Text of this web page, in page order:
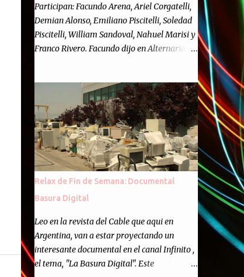
Participan: Facundo Arena, Ariel Corgatelli,
Demian Alonso, Emiliano Piscitelli, Soledad
Piscitelli, William Sandoval, Nahuel Marisi y
Franco Rivero. Facundo dijo en Alternaria :
Cincuenta ocasiones para ponernos en
contacto con ustedes y contarles las noticias
de tecnología más importantes, desde
nuestra propia óptica: un punto de vista
independiente e informal.Para festejarlo, se
nos ocurrió que estemos todos juntos; y
cuando digo "todos" me refiero a toda la
semanario como panelista, y a ustedes. Por
eso se nos ocurrió la idea de emitir video en
vivo. La tarea no fué facil, hubo que
coordinar horarios, preparar el estudio,
configurar muchos programejos y hacer
Relax de Fin de Semana: Documental
Basura Digital
Leo en la revista del Cable que aqui en
Argentina, van a estar proyectando un
interesante documental en el canal Infinito ,
el tema, "La Basura Digital". Este